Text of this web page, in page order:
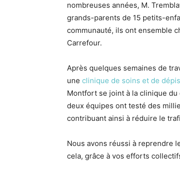
nombreuses années, M.
grands-parents de 15 petits-
communauté, ils ont ensemble
Carrefour.
Après quelques semaines de
une clinique de soins et de
Montfort se joint à la clinique
deux équipes ont testé des
contribuant ainsi à réduire le
Nous avons réussi à reprendre
cela, grâce à vos efforts